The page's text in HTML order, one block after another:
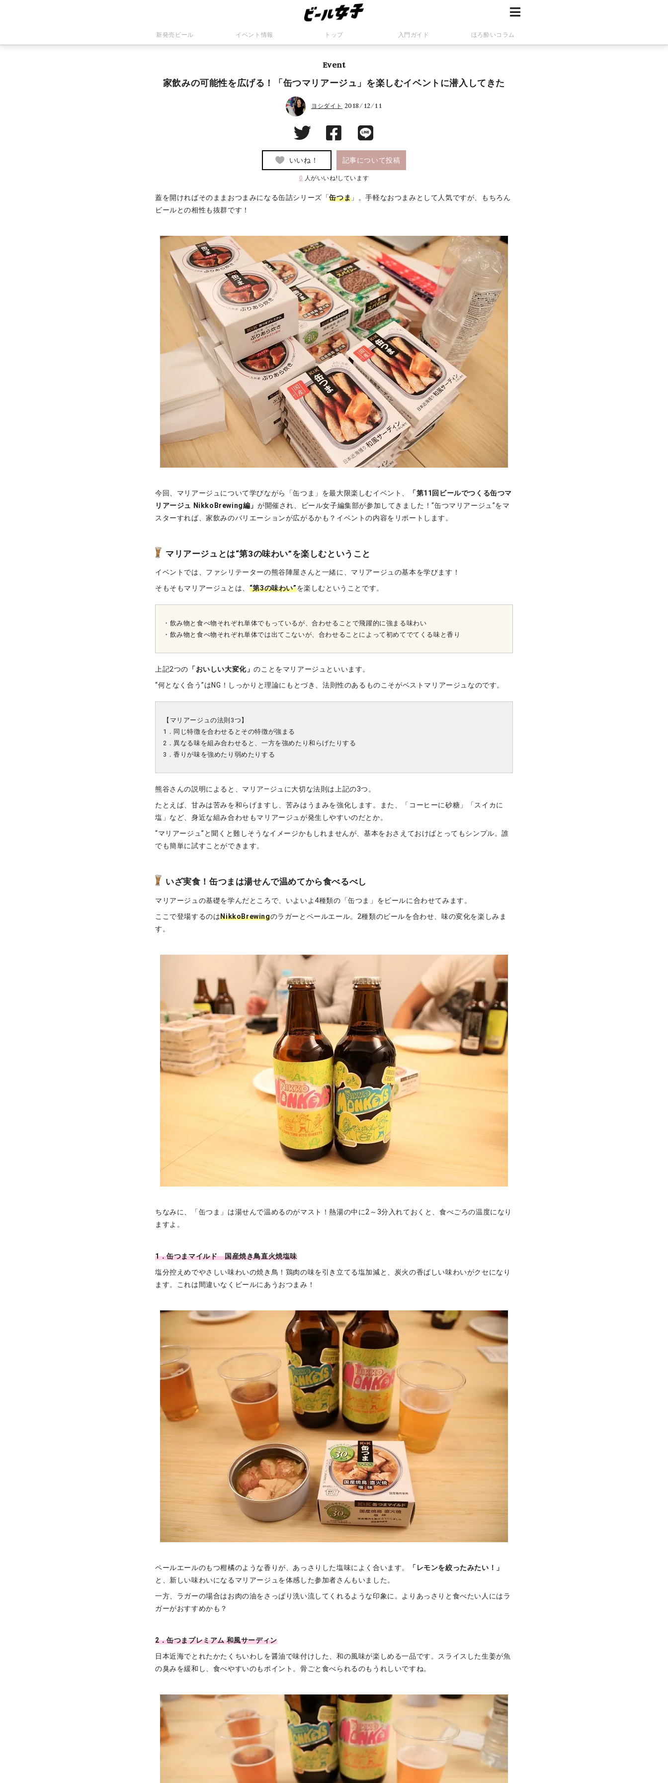
新発売ビール イベント情報 トップ 入門ガイド ほろ酔いコラム
Event
家飲みの可能性を広げる！「缶つマリアージュ」を楽しむイベントに潜入してきた
ヨシダイト 2018/12/11
いいね！ 記事について投稿
0 人がいいね!しています
蓋を開ければそのままおつまみになる缶詰シリーズ「缶つま 」。手軽なおつまみとして人気ですが、もちろん
ビールとの相性も抜群です！
今回、マリアージュについて学びながら「缶つま」を最大限楽しむイベント、
「第11回ビールでつくる缶つマ
リアージュ NikkoBrewing編」 が開催され、ビール女子編集部が参加してきました！“缶つマリアージュ”をマ
スターすれば、家飲みのバリエーションが広がるかも？イベントの内容をリポートします。
マリアージュとは“第3の味わい”を楽しむということ
イベントでは、ファシリテーターの熊谷陣屋さんと一緒に、マリアージュの基本を学びます！
そもそもマリアージュとは、 “第3の味わい”を楽しむということです。
・飲み物と食べ物それぞれ単体でもっているが、合わせることで飛躍的に強まる味わい
・飲み物と食べ物それぞれ単体では出てこないが、合わせることによって初めてでてくる味と香り
上記2つの 「おいしい大変化」のことをマリアージュといいます。
“何となく合う”はNG！しっかりと理論にもとづき、法則性のあるものこそがベストマリアージュなのです。
【マリアージュの法則3つ】
1．同じ特徴を合わせるとその特徴が強まる
2．異なる味を組み合わせると、一方を強めたり和らげたりする
3．香りが味を強めたり弱めたりする
熊谷さんの説明によると、マリア―ジュに大切な法則は上記の3つ。
たとえば、甘みは苦みを和らげますし、苦みはうまみを強化します。また、「コーヒーに砂糖」「スイカに
塩」など、身近な組み合わせもマリアージュが発生しやすいのだとか。
“マリアージュ”と聞くと難しそうなイメージかもしれませんが、基本をおさえておけばとってもシンプル。誰
でも簡単に試すことができます。
いざ実食！缶つまは湯せんで温めてから食べるべし
マリアージュの基礎を学んだところで、いよいよ4種類の「缶つま」をビールに合わせてみます。
ここで登場するのはNikkoBrewingのラガーとペールエール。2種類のビールを合わせ、味の変化を楽しみま
す。
ちなみに、「缶つま」は湯せんで温めるのがマスト！熱湯の中に2～3分入れておくと、食べごろの温度になり
ますよ。
1．缶つまマイルド 国産焼き鳥直火焼塩味
塩分控えめでやさしい味わいの焼き鳥！鶏肉の味を引き立てる塩加減と、炭火の香ばしい味わいがクセになり
ます。これは間違いなくビールにあうおつまみ！
ペールエールのもつ柑橘のような香りが、あっさりした塩味によく合います。
「レモンを絞ったみたい！」
と、新しい味わいになるマリアージュを体感した参加者さんもいました。
一方、ラガーの場合はお肉の油をさっぱり洗い流してくれるような印象に。よりあっさりと食べたい人にはラ
ガーがおすすめかも？
2．缶つまプレミアム 和風サーディン
日本近海でとれたかたくちいわしを醤油で味付けした、和の風味が楽しめる一品です。スライスした生姜が魚
の臭みを緩和し、食べやすいのもポイント。骨ごと食べられるのもうれしいですね。